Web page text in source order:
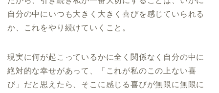
自分の中にいつも大きく大きく喜びを感じていられる
か、これをやり続けていくこと。
現実に何が起こっているかに全く関係なく自分の中に
絶対的な幸せがあって、「これが私のこの上ない喜
び」だと思えたら、そこに感じる喜びが無限に無限に